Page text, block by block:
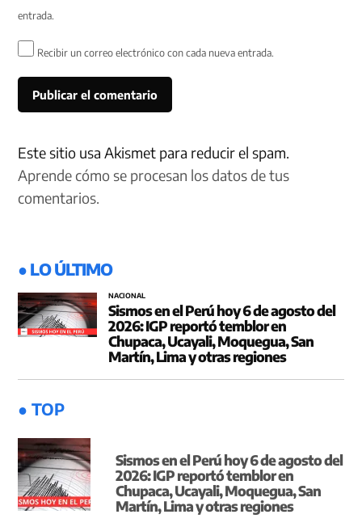
entrada.
Recibir un correo electrónico con cada nueva entrada.
Este sitio usa Akismet para reducir el spam.
Aprende cómo se procesan los datos de tus
comentarios.
● LO ÚLTIMO
NACIONAL
Sismos en el Perú hoy 6 de agosto del
2026: IGP reportó temblor en
Chupaca, Ucayali, Moquegua, San
Martín, Lima y otras regiones
● TOP
Sismos en el Perú hoy 6 de agosto del
2026: IGP reportó temblor en
Chupaca, Ucayali, Moquegua, San
Martín, Lima y otras regiones